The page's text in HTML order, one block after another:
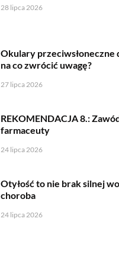
28 lipca 2026
Okulary przeciwsłoneczne
na co zwrócić uwagę?
27 lipca 2026
REKOMENDACJA 8.:
farmaceuty
24 lipca 2026
Otyłość to nie brak silnej
choroba
24 lipca 2026